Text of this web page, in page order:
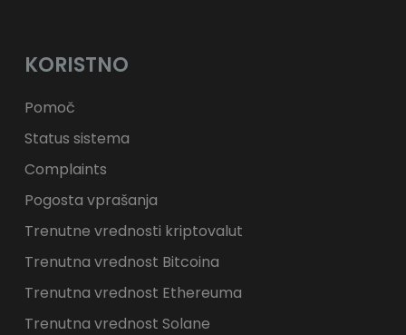
KORISTNO
Pomoč
Status sistema
Complaints
Pogosta vprašanja
Trenutne vrednosti kriptovalut
Trenutna vrednost Bitcoina
Trenutna vrednost Ethereuma
Trenutna vrednost Solane